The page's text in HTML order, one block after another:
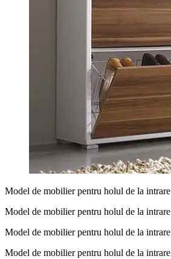
Model de mobilier pentru holul de la intrare
Model de mobilier pentru holul de la intrare
Model de mobilier pentru holul de la intrare
Model de mobilier pentru holul de la intrare